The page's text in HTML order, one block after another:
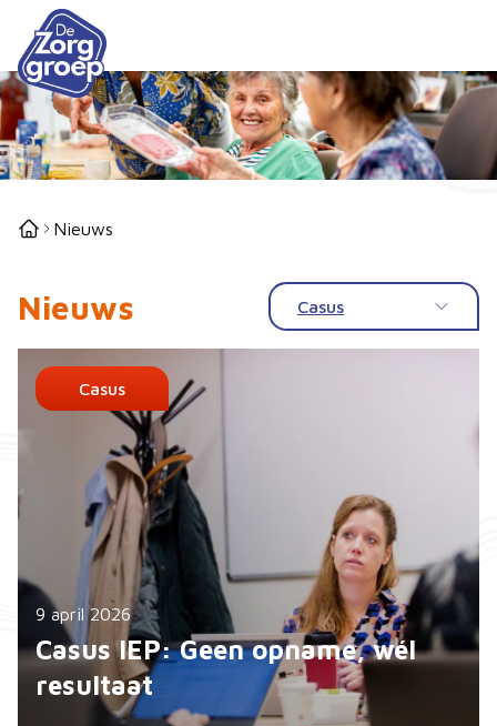
Nieuws
Nieuws Casus
Casus
9 april 2026
Casus IEP: Geen opname, wél
resultaat